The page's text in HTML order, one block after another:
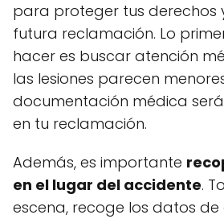
para proteger tus derechos
futura reclamación. Lo
hacer es buscar atención
las lesiones parecen
documentación médica
en tu reclamación.
Además, es importante
en el lugar del accidente.
escena, recoge los datos